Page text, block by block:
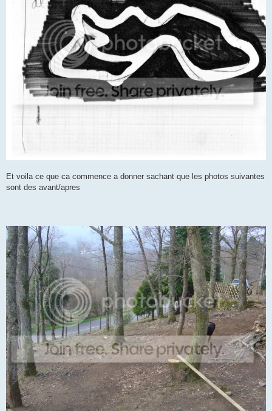
Et voila ce que ca commence a donner sachant que les photos suivantes
sont des avant/apres